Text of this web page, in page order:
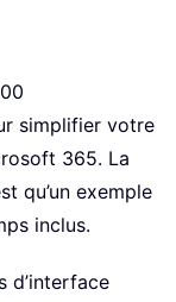
simplifier votre
365. La
qu’un exemple
inclus.
d’interface